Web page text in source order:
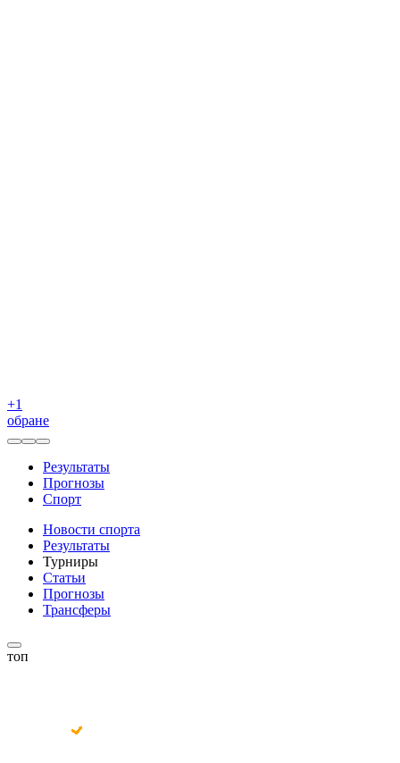
+1
обране
Результаты
Прогнозы
Спорт
Новости спорта
Результаты
Турниры
Статьи
Прогнозы
Трансферы
топ